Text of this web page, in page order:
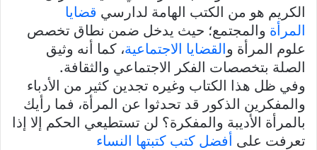
الكريم هو من الكتب الهامة لدارسي قضايا
المرأة والمجتمع؛ حيث يدخل ضمن نطاق تخصص
علوم المرأة والقضايا الاجتماعية، كما أنه وثيق
الصلة بتخصصات الفكر الاجتماعي والثقافة.
وفي ظل هذا الكتاب وغيره تجدين كثير من الأدباء
والمفكرين الذكور قد تحدثوا عن المرأة، فما رأيك
بالمرأة الأديبة والمفكرة؟ لن تستطيعي الحكم إلا إذا
تعرفت على أفضل كتب كتبتها النساء